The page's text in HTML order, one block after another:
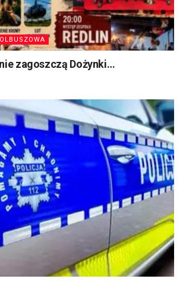
zagoszczą Dożynki…